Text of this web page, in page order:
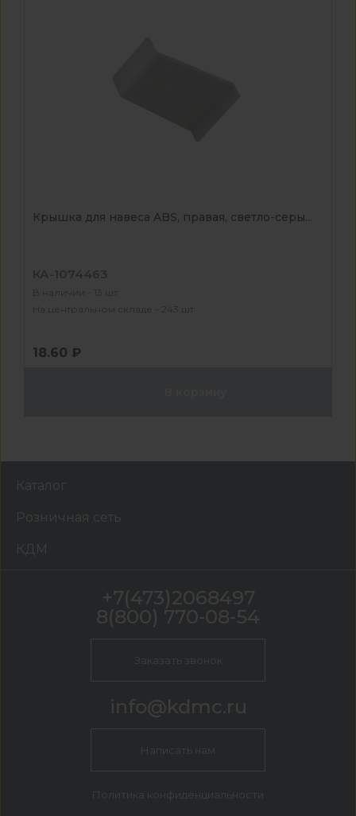
Крышка для навеса ABS, правая, светло-серы...
КА-1074463
В наличии - 13 шт
На центральном складе - 243 шт
18.60 ₽
Каталог
Розничная сеть
КДМ
+7(473)2068497
8(800) 770-08-54
Заказать звонок
info@kdmc.ru
Написать нам
Политика конфиденциальности